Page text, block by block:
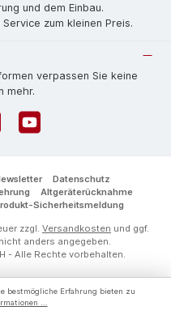
und dem Einbau.
zum kleinen Preis.
verpassen Sie keine
mehr.
YouTube
Datenschutz
Altgeräterücknahme
Sicherheitsmeldung
zzgl. Versandkosten und ggf.
anders angegeben.
- Alle Rechte vorbehalten.
bestmögliche Erfahrung bieten zu
...